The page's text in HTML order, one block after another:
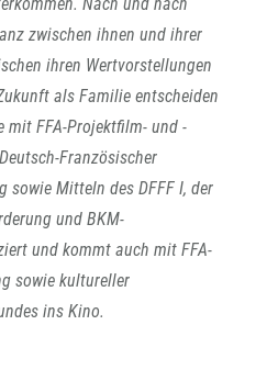
zwischen ihnen und ihrer
ihren Wertvorstellungen
als Familie entscheiden
mit FFA-Projektfilm- und -
Französischer
sowie Mitteln des DFFF I, der
und BKM-
und kommt auch mit FFA-
sowie kultureller
ins Kino.